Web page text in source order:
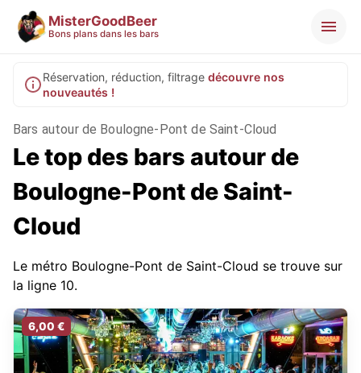
MisterGoodBeer
Bons plans dans les bars
Réservation, réduction, filtrage découvre nos
nouveautés !
Bars autour de Boulogne-Pont de Saint-Cloud
Le top des bars autour de
Boulogne-Pont de Saint-
Cloud
Le métro Boulogne-Pont de Saint-Cloud se trouve sur
la ligne 10.
6,00 €